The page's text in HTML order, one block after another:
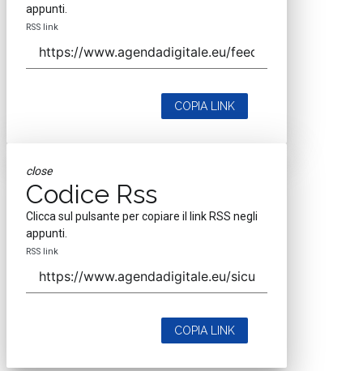
appunti.
RSS link
COPIA LINK
close
Codice Rss
Clicca sul pulsante per copiare il link RSS negli
appunti.
RSS link
COPIA LINK